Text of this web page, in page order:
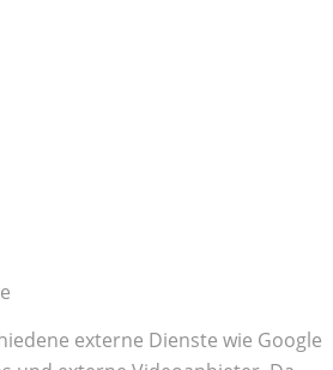
externe Dienste wie Google